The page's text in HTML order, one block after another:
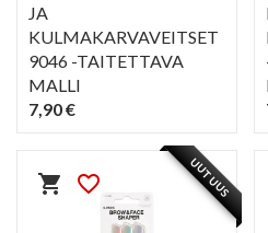
JA
KULMAKARVAVEITSET
9046 -TAITETTAVA
MALLI
7,90 €
shopping_cart favorite_border UUTUUS